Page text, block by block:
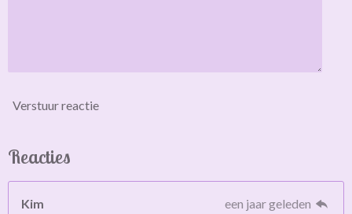
Verstuur reactie
Reacties
Kim
een jaar geleden